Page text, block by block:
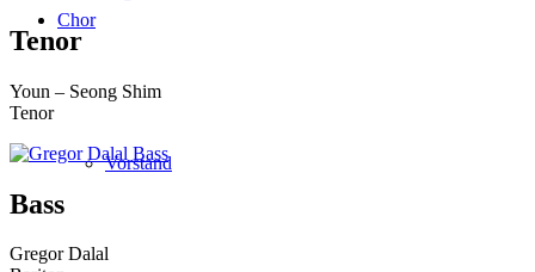
Chor
Vorstand
Tenor
Youn – Seong Shim
Tenor
Bass
Gregor Dalal